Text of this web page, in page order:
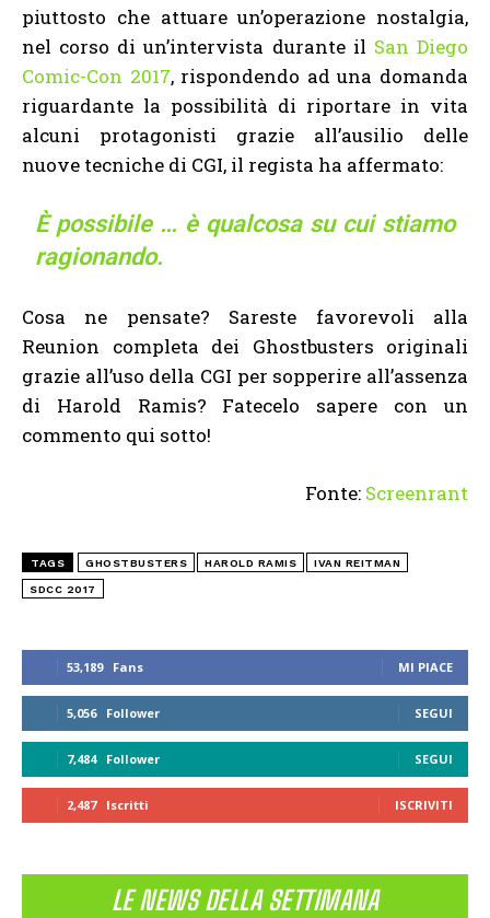
53,189 Fans MI PIACE
5,056 Follower SEGUI
7,484 Follower SEGUI
2,487 Iscritti ISCRIVITI
LE NEWS DELLA SETTIMANA
piuttosto che attuare un’operazione nostalgia,
nel corso di un’intervista durante il San Diego
Comic-Con 2017, rispondendo ad una domanda
riguardante la possibilità di riportare in vita
alcuni protagonisti grazie all’ausilio delle
nuove tecniche di CGI, il regista ha affermato:
È possibile … è qualcosa su cui stiamo
ragionando.
Cosa ne pensate? Sareste favorevoli alla
Reunion completa dei Ghostbusters originali
grazie all’uso della CGI per sopperire all’assenza
di Harold Ramis? Fatecelo sapere con un
commento qui sotto!
Fonte: Screenrant
TAGS GHOSTBUSTERS HAROLD RAMIS IVAN REITMAN
SDCC 2017